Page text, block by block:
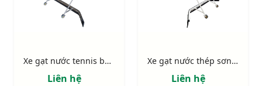
Xe gạt nước tennis bằng inox S25613
Liên hệ
Xe gạt nước thép sơn tĩnh điện S25610
Liên hệ